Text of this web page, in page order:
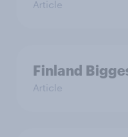
Article
Finland
Article